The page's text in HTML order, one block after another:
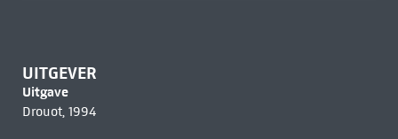
UITGEVER
Uitgave
Drouot, 1994